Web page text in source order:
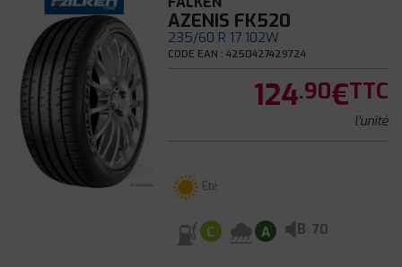
AZENIS FK520
235/60 R 17 102W
CODE EAN : 4250427429724
124.90€TTC
l'unité
Été
C A B 70